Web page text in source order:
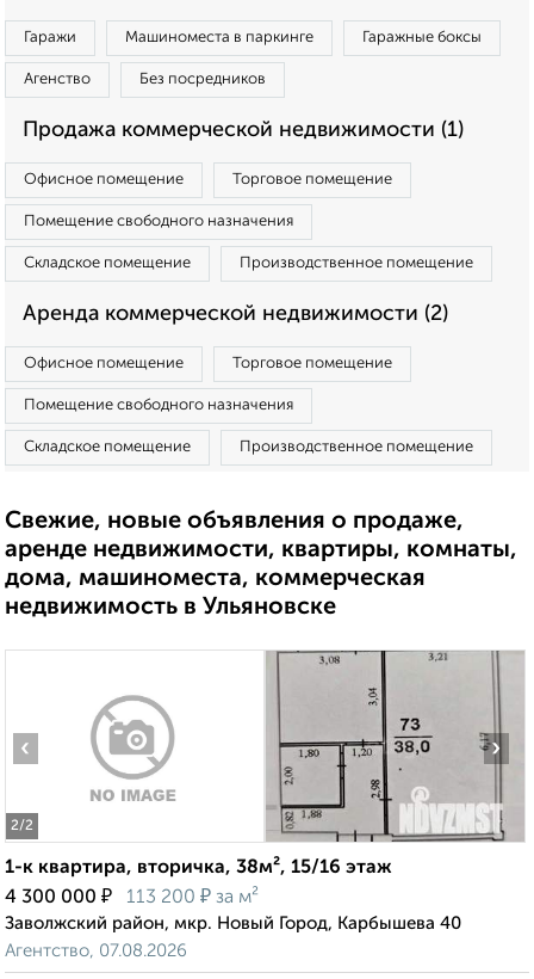
Гаражи Машиноместа в паркинге Гаражные боксы
Агенство Без посредников
Продажа коммерческой недвижимости (1)
Офисное помещение Торговое помещение
Помещение свободного назначения
Складское помещение Производственное помещение
Аренда коммерческой недвижимости (2)
Офисное помещение Торговое помещение
Помещение свободного назначения
Складское помещение Производственное помещение
Свежие, новые объявления о продаже,
аренде недвижимости, квартиры, комнаты,
дома, машиноместа, коммерческая
недвижимость в Ульяновске
2/2
‹ ›
1-к квартира, вторичка, 38м², 15/16 этаж
4 300 000 ₽ 113 200 ₽ за м²
Заволжский район, мкр. Новый Город, Карбышева 40
Агентство, 07.08.2026